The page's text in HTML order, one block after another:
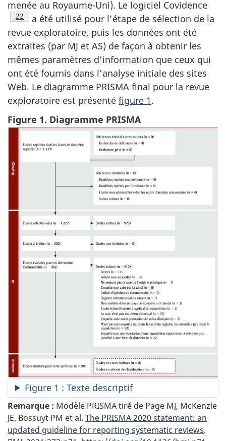
menée au Royaume-Uni). Le logiciel Covidence
Note de bas de page
22
a été utilisé pour l’étape de sélection de la
revue exploratoire, puis les données ont été
extraites (par MJ et AS) de façon à obtenir les
mêmes paramètres d’information que ceux qui
ont été fournis dans l’analyse initiale des sites
Web. Le diagramme PRISMA final pour la revue
exploratoire est présenté figure 1.
Figure 1. Diagramme PRISMA
Figure 1 : Texte descriptif
Remarque : Modèle PRISMA tiré de Page MJ, McKenzie
JE, Bossuyt PM et al. The PRISMA 2020 statement: an
updated guideline for reporting systematic reviews.